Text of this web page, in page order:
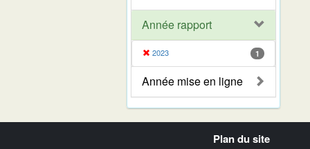
Année rapport
2023 1
Année mise en ligne
Plan du site